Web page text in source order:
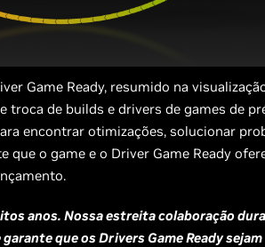
Game Ready, resumido na
troca de builds e drivers de games de
encontrar otimizações, solucionar
que o game e o Driver Game Ready
anos. Nossa estreita colaboração
que os Drivers Game Ready